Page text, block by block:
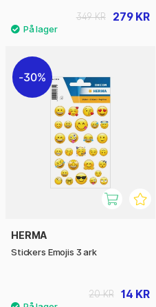
279 KR
349 KR
30%
HERMA
Stickers Emojis 3 ark
14 KR
20 KR